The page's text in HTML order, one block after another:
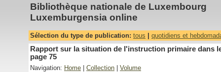
Bibliothèque nationale de Luxembourg
Luxemburgensia online
Sélection du type de publication: tous quotidiens et
Rapport sur la situation de l'instruction primaire dans
page 75
Navigation: Home Collection Volume